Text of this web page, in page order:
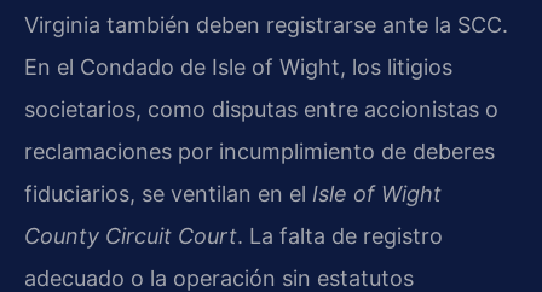
Virginia también deben registrarse ante la SCC.
En el Condado de Isle of Wight, los litigios
societarios, como disputas entre accionistas o
reclamaciones por incumplimiento de deberes
fiduciarios, se ventilan en el Isle of Wight
County Circuit Court. La falta de registro
adecuado o la operación sin estatutos